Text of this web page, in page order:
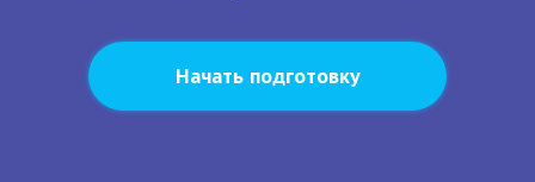
Начать подготовку